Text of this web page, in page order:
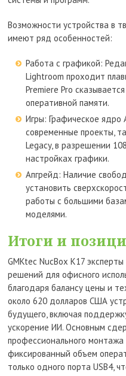
Возможности устройства в
имеют ряд особенностей:
Работа с графикой:
Lightroom проходит
Premiere Pro
оперативной памяти.
Игры: Графическое ядро
современные проекты,
Legacy, в разрешении
настройках графики.
Апгрейд: Наличие
установить
работы с большими
моделями.
Итоги и
GMKtec NucBox K17
решений для офисного
благодаря балансу цены и
около 620 долларов США
будущего, включая
ускорение ИИ. Основным
профессионального
фиксированный объем
только одного порта USB4,